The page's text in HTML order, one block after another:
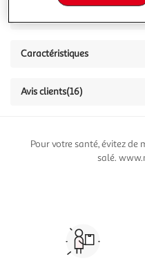
Caractéristiques
Avis clients(16)
Pour votre santé, évitez de
salé.